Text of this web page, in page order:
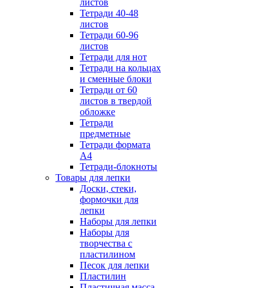
листов
Тетради 40-48
листов
Тетради 60-96
листов
Тетради для нот
Тетради на кольцах
и сменные блоки
Тетради от 60
листов в твердой
обложке
Тетради
предметные
Тетради формата
А4
Тетради-блокноты
Товары для лепки
Доски, стеки,
формочки для
лепки
Наборы для лепки
Наборы для
творчества с
пластилином
Песок для лепки
Пластилин